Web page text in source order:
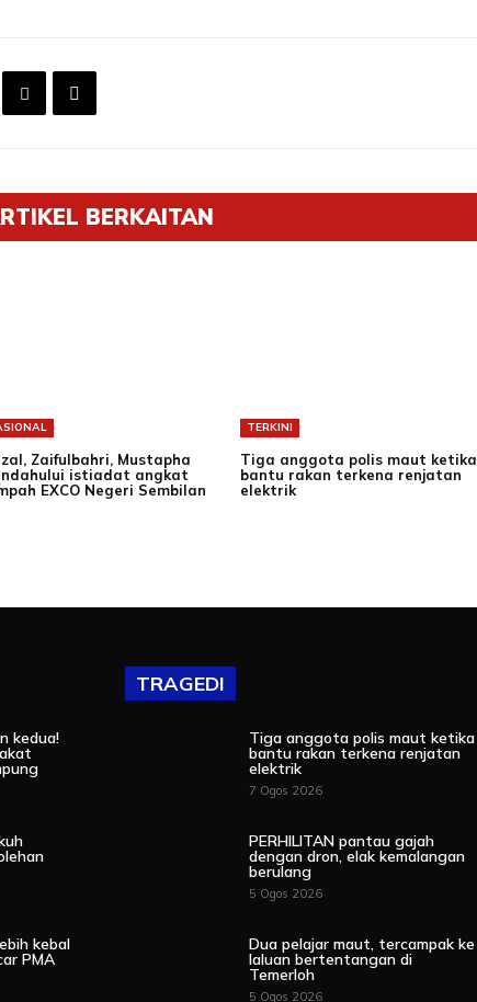
BERKAITAN
Zaifulbahri, Mustapha
istiadat angkat
EXCO Negeri Sembilan
TERKINI
Tiga anggota polis maut ketika
bantu rakan terkena renjatan
elektrik
kedua!
kebal
PMA
TRAGEDI
Tiga anggota polis maut ketika
bantu rakan terkena renjatan
elektrik
7 Ogos 2026
PERHILITAN pantau gajah
dengan dron, elak kemalangan
berulang
5 Ogos 2026
Dua pelajar maut, tercampak ke
laluan bertentangan di
Temerloh
5 Ogos 2026